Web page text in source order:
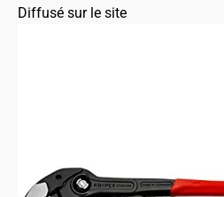
Diffusé sur le site